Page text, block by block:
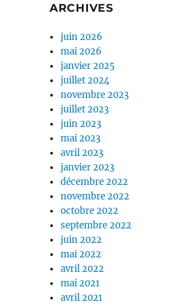
ARCHIVES
juin 2026
mai 2026
janvier 2025
juillet 2024
novembre 2023
juillet 2023
juin 2023
mai 2023
avril 2023
janvier 2023
décembre 2022
novembre 2022
octobre 2022
septembre 2022
juin 2022
mai 2022
avril 2022
mai 2021
avril 2021